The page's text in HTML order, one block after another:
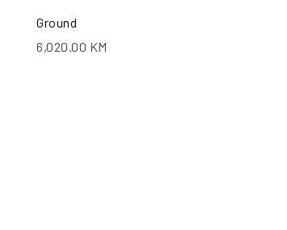
Ground
6,020.00 KM